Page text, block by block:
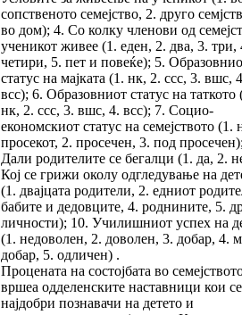
сопственото семејство, 2. друго
во дом); 4. Со колку членови од
ученикот живее (1. еден, 2. два, 3. три,
четири, 5. пет и повеќе); 5.
статус на мајката (1. нк, 2. ссс, 3. вшс,
всс); 6. Образовниот статус на таткото
нк, 2. ссс, 3. вшс, 4. всс); 7. Социо-
економскиот статус на семејството (1.
просекот, 2. просечен, 3. под
Дали родителите се бегалци (1. да, 2.
Кој се грижи околу одгледување на
(1. двајцата родители, 2. едниот
бабите и дедовците, 4. роднините, 5.
личности); 10. Училишниот успех на
(1. недоволен, 2. доволен, 3. добар, 4.
добар, 5. одличен) .
Процената на состојбата во
вршеа одделенските наставници кои се
најдобри познавачи на детето и